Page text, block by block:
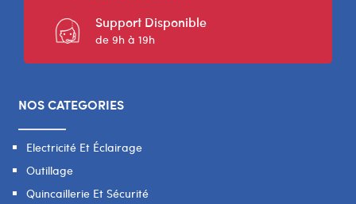
Support Disponible
de 9h à 19h
NOS CATEGORIES
Electricité Et Éclairage
Outillage
Quincaillerie Et Sécurité